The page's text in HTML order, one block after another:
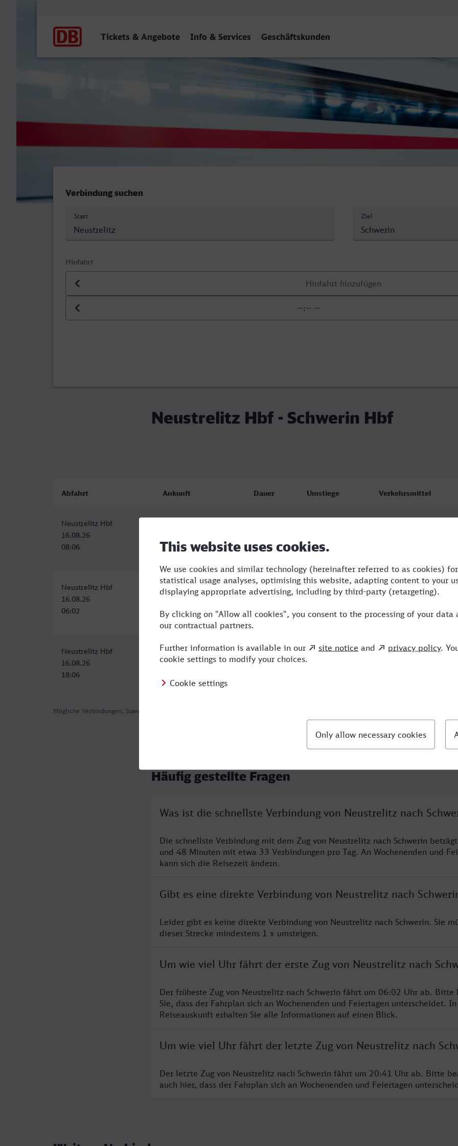
Tickets & Angebote Info & Services Geschäftskunden
Neustrelitz Hbf - Schwerin Hbf
Verbindung suchen
Start Ziel
Hinfahrt
Datum der Hinfahrt
Uhrzeit der Hinfahrt
Neustrelitz Hbf - Schwerin Hbf
Mögliche Verbindungen, Stand: 2026-08-02 06:16
Abfahrt Ankunft Dauer Umstiege Verkehrsmittel
Neustrelitz Hbf
16.08.26
08:06
09:54
Neustrelitz Hbf
16.08.26
06:02
Schwerin Hbf
16.08.26
09:04
3:02 2 RE
Neustrelitz Hbf
16.08.26
18:06
Schwerin Hbf
16.08.26
2:09 2 RE,OE
Häufig gestellte Fragen
Was ist die schnellste Verbindung von Neustrelitz nach
Die schnellste Verbindung mit dem Zug von Neustrelitz nach Schwerin
und 48 Minuten mit etwa 33 Verbindungen pro Tag. An Wochenenden und
kann sich die Reisezeit ändern.
Gibt es eine direkte Verbindung von Neustrelitz nach
Leider gibt es keine direkte Verbindung von Neustrelitz nach Schwerin. Sie
dieser Strecke mindestens 1 x umsteigen.
Um wie viel Uhr fährt der erste Zug von Neustrelitz nach
Der früheste Zug von Neustrelitz nach Schwerin fährt um 06:02 Uhr ab. Bitte
Sie, dass der Fahrplan sich an Wochenenden und Feiertagen unterscheidet.
Reiseauskunft erhalten Sie alle Informationen auf einen Blick.
Um wie viel Uhr fährt der letzte Zug von Neustrelitz nach
Der letzte Zug von Neustrelitz nach Schwerin fährt um 20:41 Uhr ab. Bitte
auch hier, dass der Fahrplan sich an Wochenenden und Feiertagen